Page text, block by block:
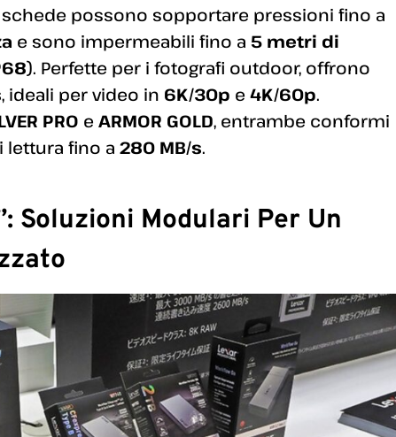
possono sopportare pressioni fino a
e sono impermeabili fino a 5 metri di
). Perfette per i fotografi outdoor, offrono
, ideali per video in 6K/30p e 4K/60p.
PRO e ARMOR GOLD, entrambe conformi
lettura fino a 280 MB/s.
Soluzioni Modulari Per Un